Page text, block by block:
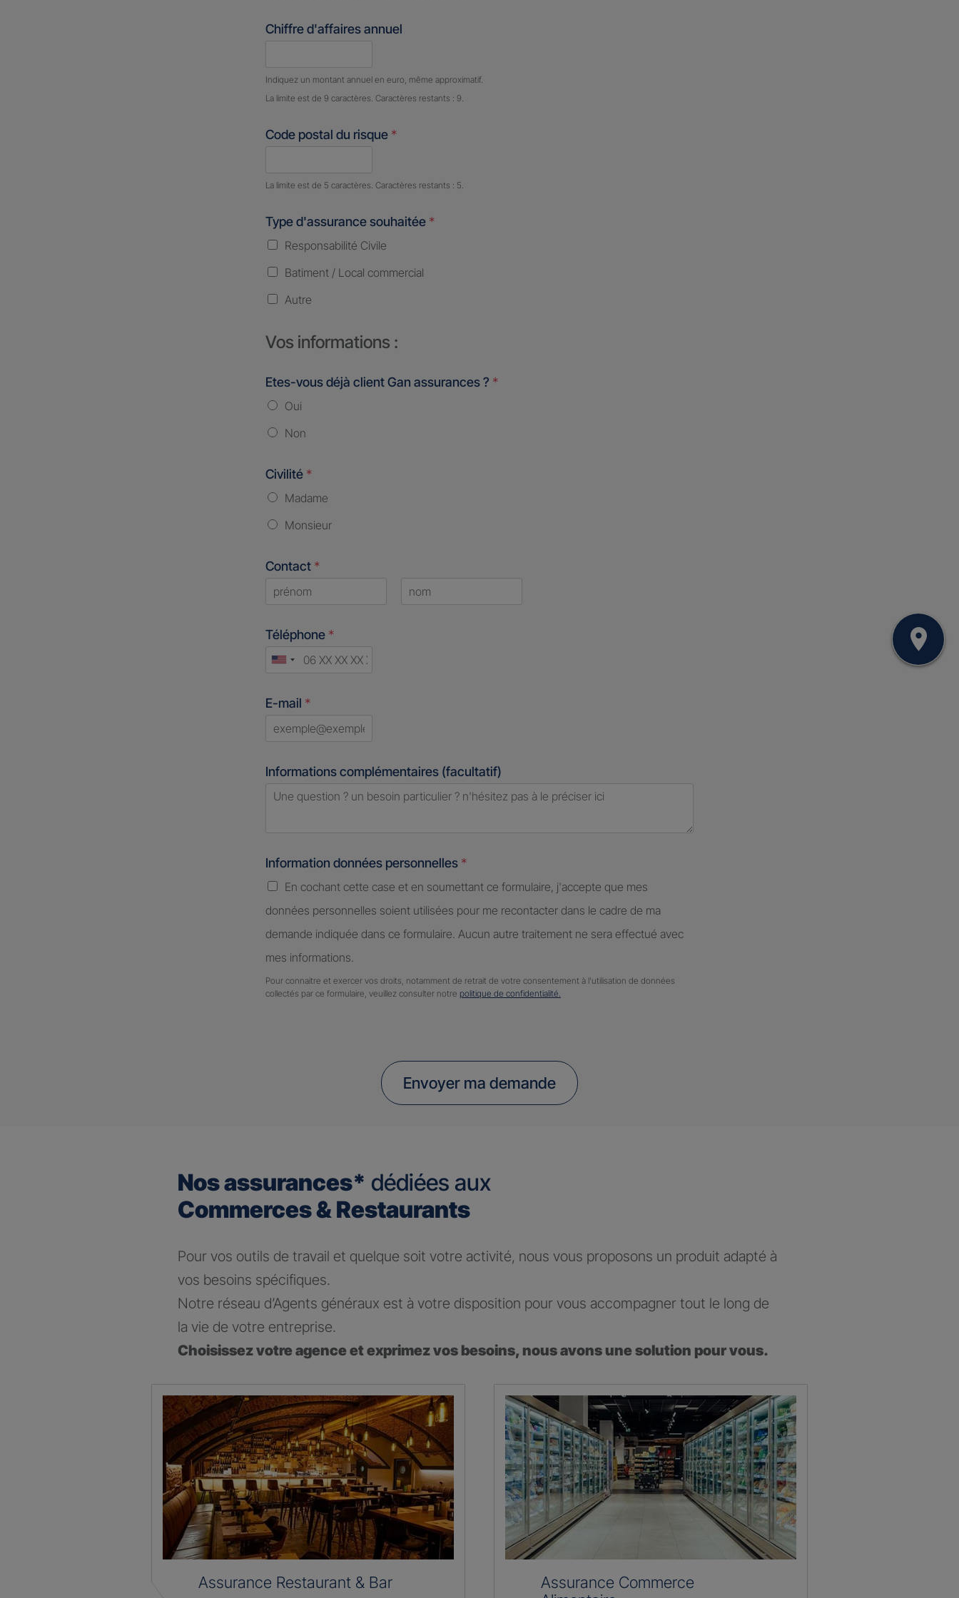
Chiffre d'affaires annuel
Nombre de caractères restants :9 caractères restants
Indiquez un montant annuel en euro, même approximatif.
La limite est de 9 caractères. Caractères restants : 9.
Code postal du risque *
Nombre de caractères restants :
La limite est de 5 caractères. Caractères restants : 5.
Type d'assurance souhaitée *
Responsabilité Civile
Batiment / Local commercial
Autre
Vos informations :
Etes-vous déjà client Gan assurances ? *
Oui
Non
Civilité *
Madame
Monsieur
Contact *
Téléphone *
United
+1
E-mail *
Informations complémentaires (facultatif)
Information données personnelles *
En cochant cette case et en soumettant ce formulaire, j'accepte que mes
données personnelles soient utilisées pour me recontacter dans le cadre de ma
demande indiquée dans ce formulaire. Aucun autre traitement ne sera effectué avec
mes informations.
Pour connaitre et exercer vos droits, notamment de retrait de votre consentement à l'utilisation de données
collectés par ce formulaire, veuillez consulter notre politique de confidentialité.
Envoyer ma demande
Nos assurances* dédiées aux
Commerces & Restaurants
Pour vos outils de travail et quelque soit votre activité, nous vous proposons un produit adapté à
vos besoins spécifiques.
Notre réseau d’Agents généraux est à votre disposition pour vous accompagner tout le long de
la vie de votre entreprise.
Choisissez votre agence et exprimez vos besoins, nous avons une solution pour vous.
Assurance Restaurant & Bar
Assurance Commerce